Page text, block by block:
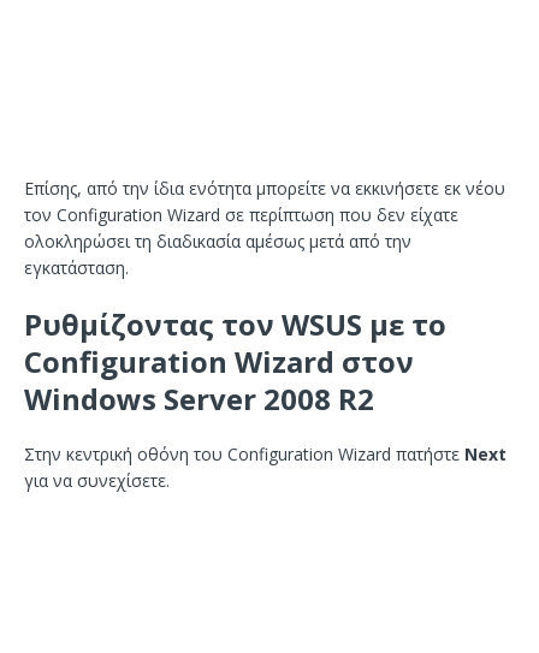
Επίσης, από την ίδια ενότητα μπορείτε να εκκινήσετε εκ νέου
τον Configuration Wizard σε περίπτωση που δεν είχατε
ολοκληρώσει τη διαδικασία αμέσως μετά από την
εγκατάσταση.
Ρυθμίζοντας τον WSUS με το
Configuration Wizard στον
Windows Server 2008 R2
Στην κεντρική οθόνη του Configuration Wizard πατήστε Next
για να συνεχίσετε.